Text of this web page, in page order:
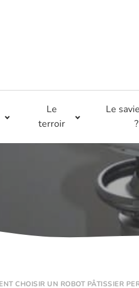
Le
terroir
Le
?
CHOISIR UN ROBOT PÂTISSIER